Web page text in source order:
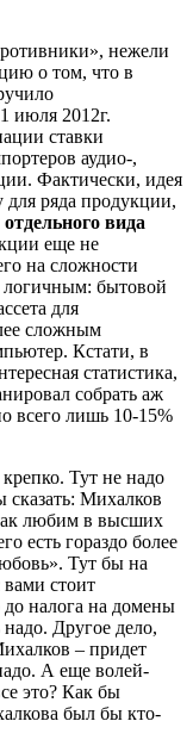
нежели
о том, что в
июля 2012г.
ставки
аудио-,
Фактически, идея
для ряда продукции,
вида
еще не
на сложности
логичным: бытовой
для
сложным
Кстати, в
статистика,
собрать аж
всего лишь 10-15%
Тут не надо
Михалков
любим в высших
есть гораздо более
Тут бы на
вами стоит
до налога на домены
Другое дело,
– придет
А еще волей-
это? Как бы
был бы кто-